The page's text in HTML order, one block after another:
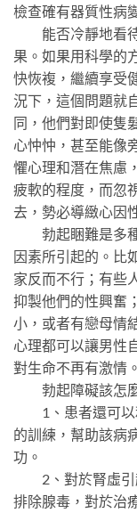
檢查確有器質性病
能否冷靜地看待
果。如果用科學的
快恢複，繼續享受
況下，這個問題就
同，他們對即使隻
心忡忡，甚至能像
懼心理和潛在焦慮
疲軟的程度，而忽
去，勢必導緻心因
勃起睏難是多種
因素所引起的。比
家反而不行；有些
抑製他們的性興奮
小，或者有戀母情
心理都可以讓男性
對生命不再有激情。
勃起障礙該怎麼
1、患者還可以
的訓練，幫助該病
功。
2、對於腎虛引
排除腺毒，對於治